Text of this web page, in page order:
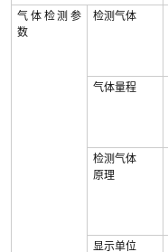
气体检测参
数
检测气体
气体量程
检测气体
原理
显示单位